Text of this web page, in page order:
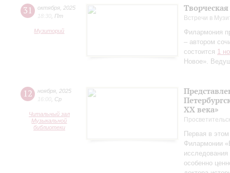
31 октября 2025
18:30
Пт
Музиторий
Встречи в
Филармония
– автором
состоится 1
Новое».
12 ноября 2025
Ср
Читальный зал
Музыкальной
библиотеки
ХХ века»
Первая в
Филармонии
особенно